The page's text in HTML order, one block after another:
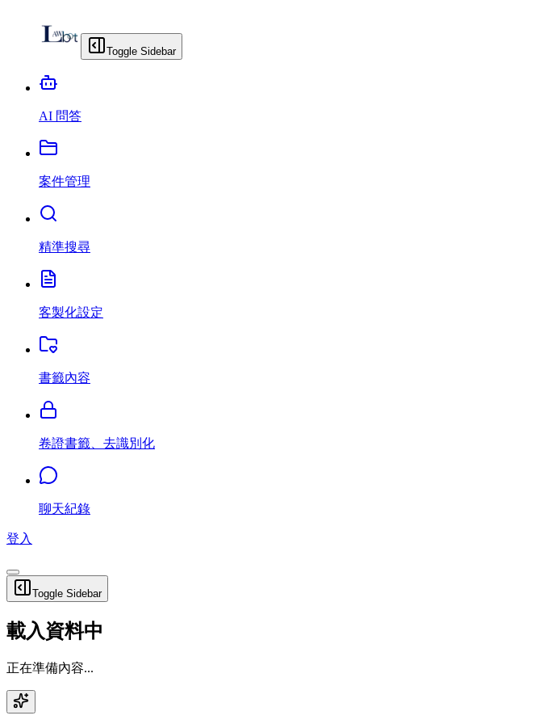
Toggle Sidebar
AI 問答
案件管理
精準搜尋
客製化設定
書籤內容
卷證書籤、去識別化
聊天紀錄
登入
Toggle Sidebar
載入資料中
正在準備內容...